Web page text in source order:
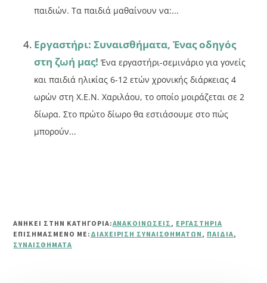
παιδιών. Τα παιδιά μαθαίνουν να:...
Εργαστήρι: Συναισθήματα, Ένας οδηγός
στη ζωή μας! Ένα εργαστήρι-σεμινάριο για γονείς
και παιδιά ηλικίας 6-12 ετών χρονικής διάρκειας 4
ωρών στη Χ.Ε.Ν. Χαριλάου, το οποίο μοιράζεται σε 2
δίωρα. Στο πρώτο δίωρο θα εστιάσουμε στο πώς
μπορούν...
ΑΝΗΚΕΙ ΣΤΗΝ ΚΑΤΗΓΟΡΙΑ:ΑΝΑΚΟΙΝΏΣΕΙΣ, ΕΡΓΑΣΤΉΡΙΑ
ΕΠΙΣΗΜΑΣΜΈΝΟ ΜΕ: ΔΙΑΧΕΊΡΙΣΗ ΣΥΝΑΙΣΘΗΜΆΤΩΝ, ΠΑΙΔΙΆ,
ΣΥΝΑΙΣΘΉΜΑΤΑ